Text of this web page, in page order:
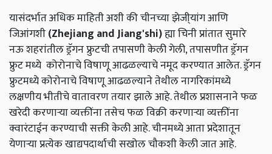
यासंदर्भात अधिक माहिती अशी की चीनच्या झेजी्यांग आणि
जिआंगशी(Zhejiang and Jiang'shi)ह्या चिनी प्रांतात सुमारे
नऊ शहरांतील ड्रॅगन फ्रुटची तपासणी केली गेली, तपासणीत ड्रॅगन
फ्रुट मध्ये कोरोनाचे विषाणू आढळल्याचे नमूद करण्यात आलेत. ड्रॅगन
फ्रुटमध्ये कोरोनाचे विषाणू आढळल्याने तेथील नागरिकांमध्ये
लक्षणीय भीतीचे वातावरण तयार झाले आहे. तेथील प्रशासनाने फळ
खरेदी करणाऱ्या व्यक्तींना तसेच फळ विक्री करणाऱ्या व्यक्तींना
क्वारंटाईन करण्याची सक्ती केली आहे. चीनमध्ये आता प्रदेशातून
येणाऱ्या प्रत्येक खाद्यपदार्थाची सखोल चौकशी केली जात आहे.